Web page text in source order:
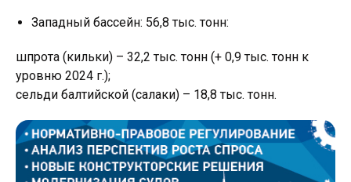
Западный бассейн: 56,8 тыс. тонн:
шпрота (кильки) – 32,2 тыс. тонн (+ 0,9 тыс. тонн к
уровню 2024 г.);
сельди балтийской (салаки) – 18,8 тыс. тонн.